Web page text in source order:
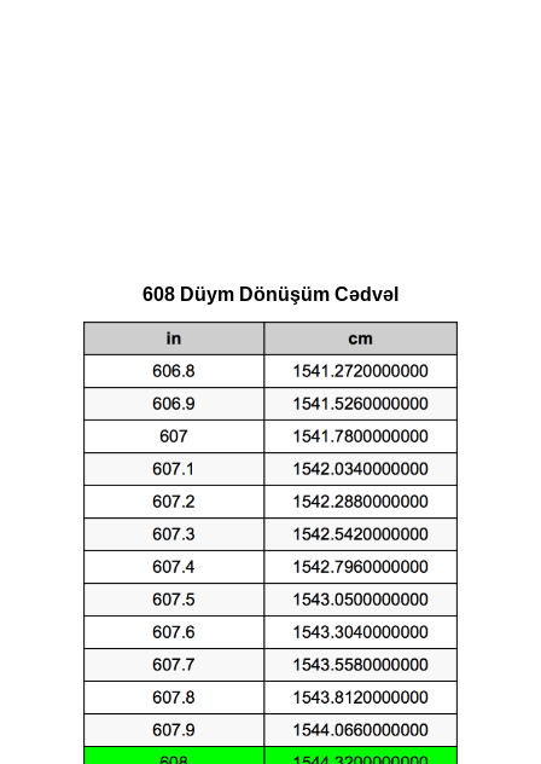
608 Düym Dönüşüm Cədvəl